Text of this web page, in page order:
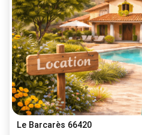
Le Barcarès 66420